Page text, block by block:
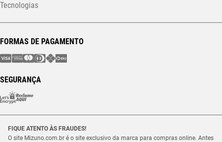
Tecnologias
FORMAS DE PAGAMENTO
SEGURANÇA
FIQUE ATENTO ÀS FRAUDES!
O site Mizuno.com.br é o site exclusivo da marca para compras online. Antes